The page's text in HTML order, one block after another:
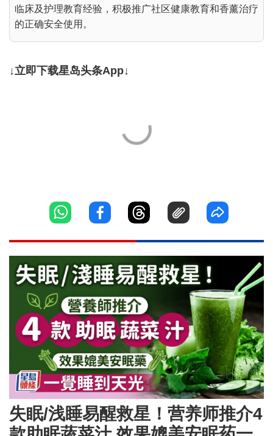
临床及护理教育经验，积极推广社区健康教育和香薰治疗
的正确安全使用。
↓立即下载星岛头条App↓
失眠/浅睡易醒救星！营养师推介4